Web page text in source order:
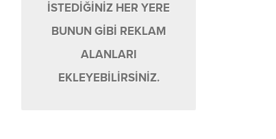
İSTEDİĞİNİZ HER YERE
BUNUN GİBİ REKLAM
ALANLARI
EKLEYEBİLİRSİNİZ.